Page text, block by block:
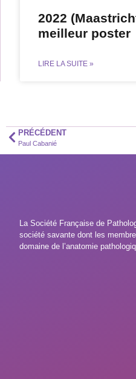
2022
meilleur poster
LIRE LA SUITE »
PRÉCÉDENT
Paul Cabanié
La Société Française de
société savante dont les
domaine de l’anatomie